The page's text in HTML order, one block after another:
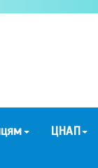
ЦНАП